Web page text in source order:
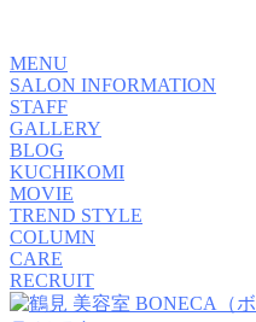
MENU
SALON INFORMATION
STAFF
GALLERY
BLOG
KUCHIKOMI
MOVIE
TREND STYLE
COLUMN
CARE
RECRUIT